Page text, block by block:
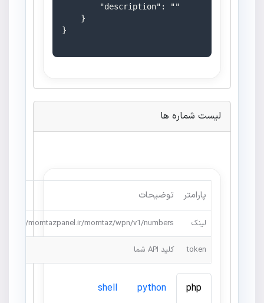
        "description": ""
    }
}
لیست شماره ها
پارامتر توضیحات
لینک https://momtazpanel.ir/momtaz/wpn/v1/numbers
token کلید API شما
php
python
shell